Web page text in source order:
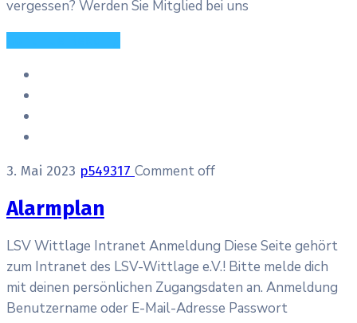
vergessen? Werden Sie Mitglied bei uns
3. Mai 2023 p549317 Comment off
Alarmplan
LSV Wittlage Intranet Anmeldung Diese Seite gehört
zum Intranet des LSV-Wittlage e.V.! Bitte melde dich
mit deinen persönlichen Zugangsdaten an. Anmeldung
Benutzername oder E-Mail-Adresse Passwort